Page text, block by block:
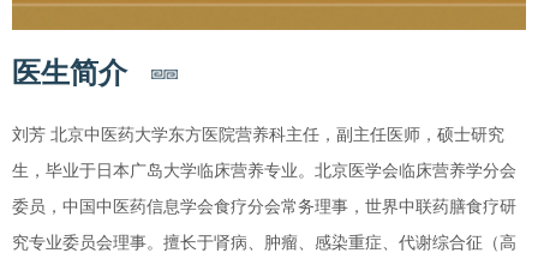
医生简介
刘芳 北京中医药大学东方医院营养科主任，副主任医师，硕士研究
生，毕业于日本广岛大学临床营养专业。北京医学会临床营养学分会
委员，中国中医药信息学会食疗分会常务理事，世界中联药膳食疗研
究专业委员会理事。擅长于肾病、肿瘤、感染重症、代谢综合征（高